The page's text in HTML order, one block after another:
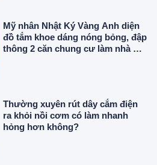
Mỹ nhân Nhật Ký Vàng Anh diện
đồ tắm khoe dáng nóng bỏng, đập
thông 2 căn chung cư làm nhà ở,
Thường xuyên rút dây cắm điện
ra khỏi nồi cơm có làm nhanh
hỏng hơn không?